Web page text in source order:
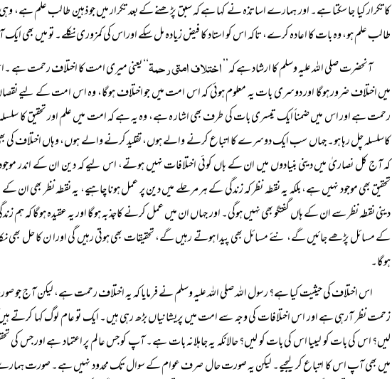
کا تکرار کیا جا سکتا ہے۔ اور ہمارے اساتذہ نے کہا ہے کہ سبق پڑھنے کے بعد تکرار میں جو ذہین طالب علم
طالب علم ہو، وہ بات کا اعادہ کرے، تاکہ اس کو استاد کا فیض زیادہ مل سکے اوراس کی کمزوری نکلے۔ تو میں بھی
آنحضرت صلی اللہ علیہ وسلم کا ارشاد ہے کہ’’ اختلاف امتی رحمۃ‘‘ یعنی میری امت کا اختلاف رحمت ہے
میں اختلاف ضرور ہوگا اور دوسری بات یہ معلوم ہوئی کہ اس امت میں جو اختلاف ہوگا، وہ اس امت کے لیے
رحمت ہے اور اس میں ضمناً ایک تیسری بات کی طرف بھی اشار ہ ہے، وہ یہ ہے کہ امت میں علم اور تحقیق کا سلسلہ
کاسلسلہ چل رہا ہو۔ جہاں سب ایک دوسرے کا اتباع کرنے والے ہوں، تقلید کرنے والے ہوں، وہاں اختلاف کی
کہ آج کل نصاریٰ میں دینی بنیادوں میں ان کے ہاں کوئی اختلافات نہیں ہوتے، اس لیے کہ دین ان کے اندر
تحقیق بھی موجود نہیں ہے، بلکہ یہ نقطہ نظر کہ زندگی کے ہر مرحلے میں دین پر عمل ہونا چاہیے، یہ نقطہ نظر
دینی نقطہ نظر سے ان کے ہاں گفتگو بھی نہیں ہوگی۔ اور جہاں ان میں عمل کرنے کاجذبہ ہوگا اور یہ عقیدہ ہوگا کہ
کے مسائل پڑھے جائیں گے، نئے مسائل بھی پیدا ہوتے رہیں گے، تحقیقات بھی ہوتی رہیں گی اورا ن کا حل بھی
ہوگا۔
اس اختلاف کی حیثیت کیا ہے؟ رسول اللہ صلی اللہ علیہ وسلم نے فرمایا کہ یہ اختلاف رحمت ہے، لیکن آج
زحمت نظر آرہی ہے اور اس اختلافات کی وجہ سے امت میں پریشانیاں بڑھ رہی ہیں۔ ایک تو عام لوگ کہا کرتے
لیں؟ اس کی بات کو لیںیا اس کی بات کو لیں؟ حالانکہ یہ جاہلانہ بات ہے۔ آپ کو جس عالم پر اعتماد ہے اور جس
میں بھی آپ اس کا اتباع کر لیجیے۔ لیکن یہ صورت حال صرف عوام کے سوال تک محدود نہیں ہے۔ صورت ہمارے